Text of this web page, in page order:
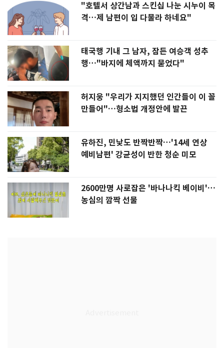
"호텔서 상간남과 스킨십 나눈 시누이 목
격…제 남편이 입 다물라 하네요"
태국행 기내 그 남자, 잠든 여승객 성추
행…"바지에 체액까지 묻었다"
허지웅 "우리가 지지했던 인간들이 이 꼴
만들어"…형소법 개정안에 발끈
유하진, 민낯도 반짝반짝…'14세 연상
예비남편' 강균성이 반한 청순 미모
2600만명 사로잡은 '바나나킥 베이비'…
농심의 깜짝 선물